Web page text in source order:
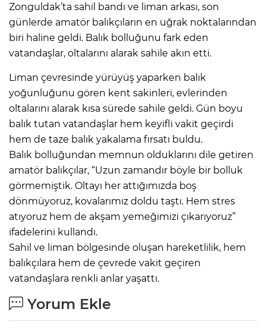
Zonguldak’ta sahil bandı ve liman arkası, son
günlerde amatör balıkçıların en uğrak noktalarından
biri haline geldi. Balık bolluğunu fark eden
vatandaşlar, oltalarını alarak sahile akın etti.
Liman çevresinde yürüyüş yaparken balık
yoğunluğunu gören kent sakinleri, evlerinden
oltalarını alarak kısa sürede sahile geldi. Gün boyu
balık tutan vatandaşlar hem keyifli vakit geçirdi
hem de taze balık yakalama fırsatı buldu.
Balık bolluğundan memnun olduklarını dile getiren
amatör balıkçılar, “Uzun zamandır böyle bir bolluk
görmemiştik. Oltayı her attığımızda boş
dönmüyoruz, kovalarımız doldu taştı. Hem stres
atıyoruz hem de akşam yemeğimizi çıkarıyoruz”
ifadelerini kullandı.
Sahil ve liman bölgesinde oluşan hareketlilik, hem
balıkçılara hem de çevrede vakit geçiren
vatandaşlara renkli anlar yaşattı.
Yorum Ekle